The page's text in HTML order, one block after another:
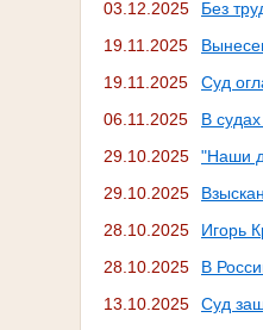
03.12.2025
Без
19.11.2025
19.11.2025
Суд
06.11.2025
В
29.10.2025
"Наши
29.10.2025
28.10.2025
Игорь
28.10.2025
В
13.10.2025
Суд